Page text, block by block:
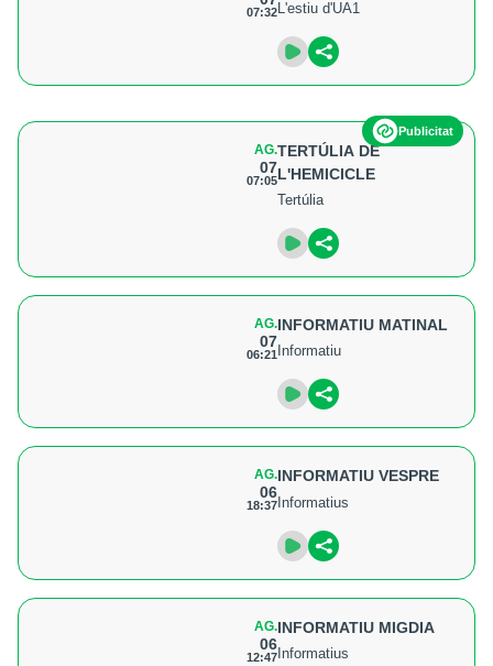
07:32 L'estiu d'UA1
Publicitat
AG.
07
07:05
TERTÚLIA DE
L'HEMICICLE
Tertúlia
AG.
07
06:21
INFORMATIU MATINAL
Informatiu
AG.
06
18:37
INFORMATIU VESPRE
Informatius
AG.
06
12:47
INFORMATIU MIGDIA
Informatius